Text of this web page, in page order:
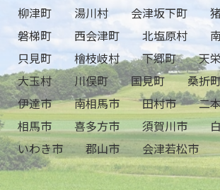
柳津町
湯川村 会津坂下町
磐梯町
西会津町 北塩原村
只見町
檜枝岐村 下郷町 天
大玉村
川俣町 国見町 桑折
伊達市
南相馬市 田村市
二
相馬市
喜多方市 須賀川市
いわき市
郡山市 会津若松市